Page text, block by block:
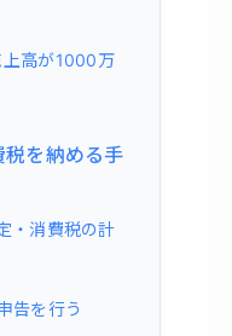
上高が1000万
税を納める手
・消費税の計
告を行う